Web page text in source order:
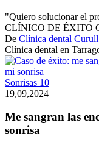
"Quiero solucionar el
CLÍNICO DE ÉXITO
De Clínica dental Curull
Clínica dental en
Sonrisas 10Me
encías
19,09,2024
Me sangran las
sonrisa